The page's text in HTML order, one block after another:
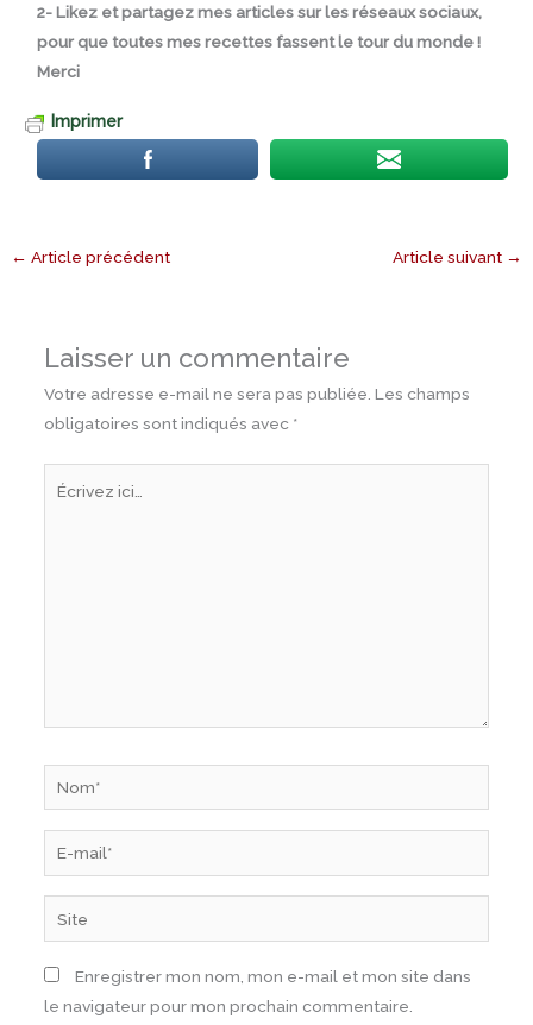
2- Likez et partagez mes articles sur les réseaux sociaux,
pour que toutes mes recettes fassent le tour du monde !
Merci
Imprimer
← Article précédent Article suivant →
Laisser un commentaire
Votre adresse e-mail ne sera pas publiée. Les champs
obligatoires sont indiqués avec *
mail*
Site
Enregistrer mon nom, mon e-mail et mon site dans
le navigateur pour mon prochain commentaire.